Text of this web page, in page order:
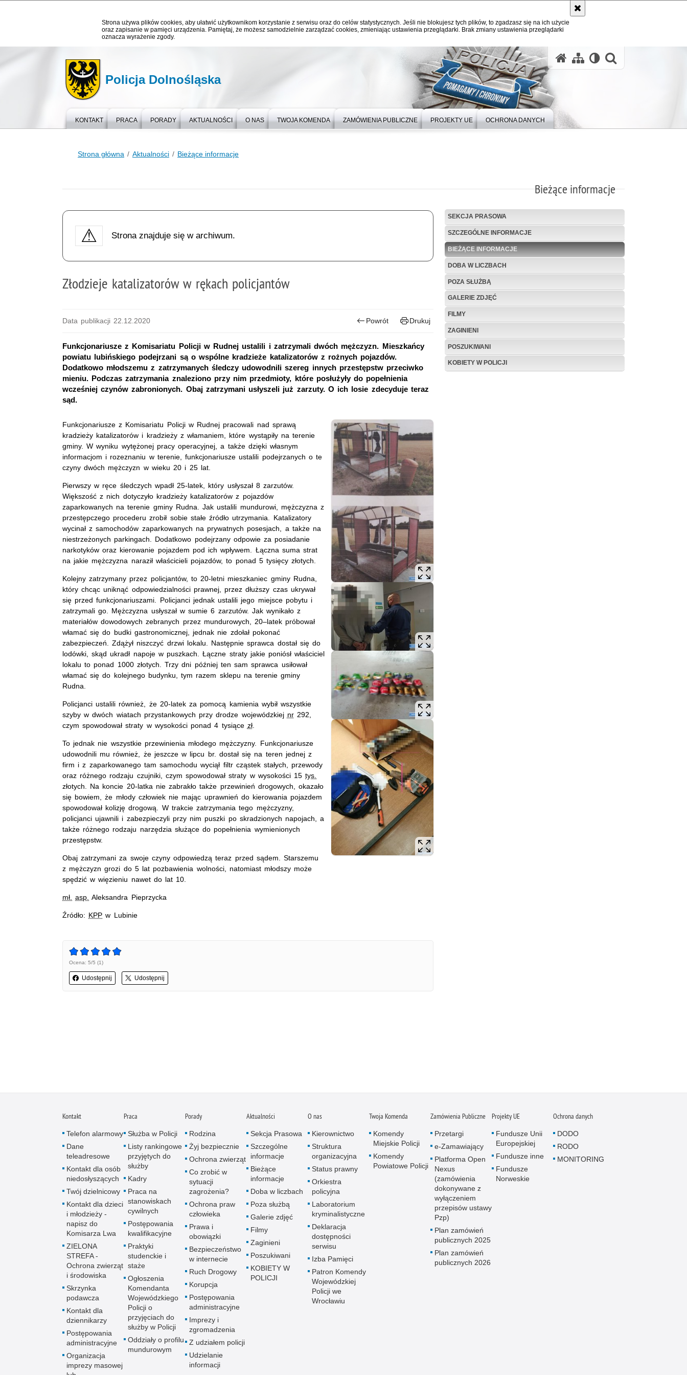
Strona używa plików cookies, aby ułatwić użytkownikom korzystanie z serwisu oraz do celów statystycznych. Jeśli nie blokujesz tych plików, to zgadzasz się na ich użycie
oraz zapisanie w pamięci urządzenia. Pamiętaj, że możesz samodzielnie zarządzać cookies, zmieniając ustawienia przeglądarki. Brak zmiany ustawienia przeglądarki
oznacza wyrażenie zgody.
Policja Dolnośląska
KONTAKT PRACA PORADY AKTUALNOŚCI O NAS TWOJA KOMENDA ZAMÓWIENIA PUBLICZNE PROJEKTY UE OCHRONA DANYCH
Strona główna Aktualności Bieżące informacje
Bieżące informacje
Strona znajduje się w archiwum.
Złodzieje katalizatorów w rękach policjantów
Data publikacji 22.12.2020 Powrót Drukuj
Funkcjonariusze z Komisariatu Policji w Rudnej ustalili i zatrzymali dwóch mężczyzn. Mieszkańcy
powiatu lubińskiego podejrzani są o wspólne kradzieże katalizatorów z rożnych pojazdów.
Dodatkowo młodszemu z zatrzymanych śledczy udowodnili szereg innych przestępstw przeciwko
mieniu. Podczas zatrzymania znaleziono przy nim przedmioty, które posłużyły do popełnienia
wcześniej czynów zabronionych. Obaj zatrzymani usłyszeli już zarzuty. O ich losie zdecyduje teraz
sąd.
Funkcjonariusze z Komisariatu Policji w Rudnej pracowali nad sprawą
kradzieży katalizatorów i kradzieży z włamaniem, które wystąpiły na terenie
gminy. W wyniku wytężonej pracy operacyjnej, a także dzięki własnym
informacjom i rozeznaniu w terenie, funkcjonariusze ustalili podejrzanych o te
czyny dwóch mężczyzn w wieku 20 i 25 lat.
Pierwszy w ręce śledczych wpadł 25-latek, który usłyszał 8 zarzutów.
Większość z nich dotyczyło kradzieży katalizatorów z pojazdów
zaparkowanych na terenie gminy Rudna. Jak ustalili mundurowi, mężczyzna z
przestępczego procederu zrobił sobie stałe źródło utrzymania. Katalizatory
wycinał z samochodów zaparkowanych na prywatnych posesjach, a także na
niestrzeżonych parkingach. Dodatkowo podejrzany odpowie za posiadanie
narkotyków oraz kierowanie pojazdem pod ich wpływem. Łączna suma strat
na jakie mężczyzna naraził właścicieli pojazdów, to ponad 5 tysięcy złotych.
Kolejny zatrzymany przez policjantów, to 20-letni mieszkaniec gminy Rudna,
który chcąc uniknąć odpowiedzialności prawnej, przez dłuższy czas ukrywał
się przed funkcjonariuszami. Policjanci jednak ustalili jego miejsce pobytu i
zatrzymali go. Mężczyzna usłyszał w sumie 6 zarzutów. Jak wynikało z
materiałów dowodowych zebranych przez mundurowych, 20–latek próbował
włamać się do budki gastronomicznej, jednak nie zdołał pokonać
zabezpieczeń. Zdążył niszczyć drzwi lokalu. Następnie sprawca dostał się do
lodówki, skąd ukradł napoje w puszkach. Łączne straty jakie poniósł właściciel
lokalu to ponad 1000 złotych. Trzy dni później ten sam sprawca usiłował
włamać się do kolejnego budynku, tym razem sklepu na terenie gminy
Rudna.
Policjanci ustalili również, że 20-latek za pomocą kamienia wybił wszystkie
szyby w dwóch wiatach przystankowych przy drodze wojewódzkiej nr292,
czym spowodował straty w wysokości ponad 4 tysiące zł.
To jednak nie wszystkie przewinienia młodego mężczyzny. Funkcjonariusze
udowodnili mu również, że jeszcze w lipcu br. dostał się na teren jednej z
firm i z zaparkowanego tam samochodu wyciął filtr cząstek stałych, przewody
oraz różnego rodzaju czujniki, czym spowodował straty w wysokości 15tys.
złotych. Na koncie 20-latka nie zabrakło także przewinień drogowych, okazało
się bowiem, że młody człowiek nie mając uprawnień do kierowania pojazdem
spowodował kolizję drogową. W trakcie zatrzymania tego mężczyzny,
policjanci ujawnili i zabezpieczyli przy nim puszki po skradzionych napojach, a
także różnego rodzaju narzędzia służące do popełnienia wymienionych
przestępstw.
Obaj zatrzymani za swoje czyny odpowiedzą teraz przed sądem. Starszemu
z mężczyzn grozi do 5 lat pozbawienia wolności, natomiast młodszy może
spędzić w więzieniu nawet do lat 10.
mł. asp. Aleksandra Pieprzycka
Źródło: KPP w Lubinie
Ocena: 5/5 (1)
Udostępnij Udostępnij
SEKCJA PRASOWA
SZCZEGÓLNE INFORMACJE
BIEŻĄCE INFORMACJE
DOBA W LICZBACH
POZA SŁUŻBĄ
GALERIE ZDJĘĆ
FILMY
ZAGINIENI
POSZUKIWANI
KOBIETY W POLICJI
Kontakt
Telefon alarmowy
Dane
teleadresowe
Kontakt dla osób
niedosłyszących
Twój dzielnicowy
Kontakt dla dzieci
i młodzieży -
napisz do
Komisarza Lwa
ZIELONA
STREFA -
Ochrona zwierząt
i środowiska
Skrzynka
podawcza
Kontakt dla
dziennikarzy
Postępowania
administracyjne
Organizacja
imprezy masowej
Praca
Służba w Policji
Listy rankingowe
przyjętych do
służby
Kadry
Praca na
stanowiskach
cywilnych
Postępowania
kwalifikacyjne
Praktyki
studenckie i
staże
Ogłoszenia
Komendanta
Wojewódzkiego
Policji o
przyjęciach do
służby w Policji
Oddziały o profilu
mundurowym
Porady
Rodzina
Żyj bezpiecznie
Ochrona zwierząt
Co zrobić w
sytuacji
zagrożenia?
Ochrona praw
człowieka
Prawa i
obowiązki
Bezpieczeństwo
w internecie
Ruch Drogowy
Korupcja
Postępowania
administracyjne
Imprezy i
zgromadzenia
Z udziałem policji
Udzielanie
informacji
Aktualności
Sekcja Prasowa
Szczególne
informacje
Bieżące
informacje
Doba w liczbach
Poza służbą
Galerie zdjęć
Filmy
Zaginieni
Poszukiwani
KOBIETY W
POLICJI
O nas
Kierownictwo
Struktura
organizacyjna
Status prawny
Orkiestra
policyjna
Laboratorium
kryminalistyczne
Deklaracja
dostępności
serwisu
Izba Pamięci
Patron Komendy
Wojewódzkiej
Policji we
Wrocławiu
Twoja Komenda
Komendy
Miejskie Policji
Komendy
Powiatowe Policji
Zamówienia Publiczne
Przetargi
e-Zamawiający
Platforma Open
Nexus
(zamówienia
dokonywane z
wyłączeniem
przepisów ustawy
Pzp)
Plan zamówień
publicznych 2025
Plan zamówień
publicznych 2026
Projekty UE
Fundusze Unii
Europejskiej
Fundusze inne
Fundusze
Norweskie
Ochrona danych
DODO
RODO
MONITORING